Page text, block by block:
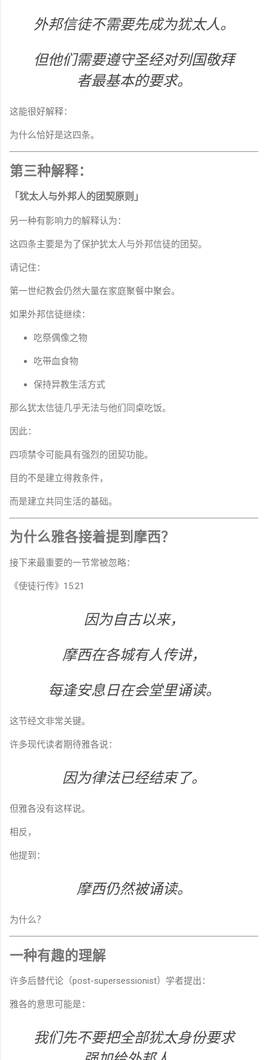
外邦信徒不需要先成为犹太人。
但他们需要遵守圣经对列国敬拜
者最基本的要求。
这能很好解释：
为什么恰好是这四条。
第三种解释：
「犹太人与外邦人的团契原则」
另一种有影响力的解释认为：
这四条主要是为了保护犹太人与外邦信徒的团契。
请记住：
第一世纪教会仍然大量在家庭聚餐中聚会。
如果外邦信徒继续：
吃祭偶像之物
吃带血食物
保持异教生活方式
那么犹太信徒几乎无法与他们同桌吃饭。
因此：
四项禁令可能具有强烈的团契功能。
目的不是建立得救条件，
而是建立共同生活的基础。
为什么雅各接着提到摩西？
接下来最重要的一节常被忽略：
《使徒行传》15:21
因为自古以来，
摩西在各城有人传讲，
每逢安息日在会堂里诵读。
这节经文非常关键。
许多现代读者期待雅各说：
因为律法已经结束了。
但雅各没有这样说。
相反，
他提到：
摩西仍然被诵读。
为什么？
一种有趣的理解
许多后替代论（post-supersessionist）学者提出：
雅各的意思可能是：
我们先不要把全部犹太身份要求